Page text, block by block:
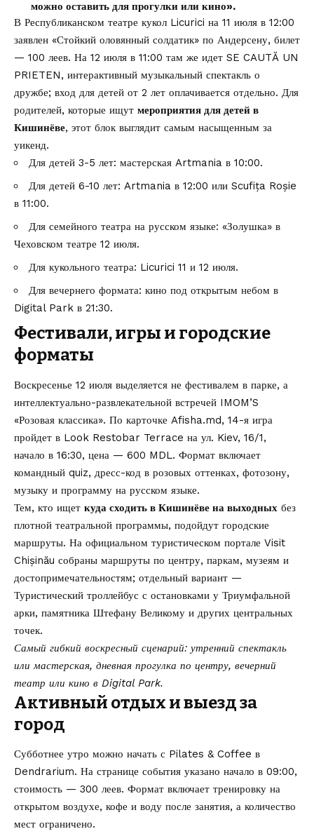
можно оставить для прогулки или кино».
В Республиканском театре кукол Licurici на 11 июля в 12:00
заявлен «Стойкий оловянный солдатик» по Андерсену, билет
— 100 леев. На 12 июля в 11:00 там же идет SE CAUTĂ UN
PRIETEN, интерактивный музыкальный спектакль о
дружбе; вход для детей от 2 лет оплачивается отдельно. Для
родителей, которые ищут мероприятия для детей в
Кишинёве, этот блок выглядит самым насыщенным за
уикенд.
Для детей 3-5 лет: мастерская Artmania в 10:00.
Для детей 6-10 лет: Artmania в 12:00 или Scufița Roșie
в 11:00.
Для семейного театра на русском языке: «Золушка» в
Чеховском театре 12 июля.
Для кукольного театра: Licurici 11 и 12 июля.
Для вечернего формата: кино под открытым небом в
Digital Park в 21:30.
Фестивали, игры и городские
форматы
Воскресенье 12 июля выделяется не фестивалем в парке, а
интеллектуально-развлекательной встречей IMOM’S
«Розовая классика». По карточке Afisha.md, 14-я игра
пройдет в Look Restobar Terrace на ул. Kiev, 16/1,
начало в 16:30, цена — 600 MDL. Формат включает
командный quiz, дресс-код в розовых оттенках, фотозону,
музыку и программу на русском языке.
Тем, кто ищет куда сходить в Кишинёве на выходных без
плотной театральной программы, подойдут городские
маршруты. На официальном туристическом портале Visit
Chișinău собраны маршруты по центру, паркам, музеям и
достопримечательностям; отдельный вариант —
Туристический троллейбус с остановками у Триумфальной
арки, памятника Штефану Великому и других центральных
точек.
Самый гибкий воскресный сценарий: утренний спектакль
или мастерская, дневная прогулка по центру, вечерний
театр или кино в Digital Park.
Активный отдых и выезд за
город
Субботнее утро можно начать с Pilates & Coffee в
Dendrarium. На странице события указано начало в 09:00,
стоимость — 300 леев. Формат включает тренировку на
открытом воздухе, кофе и воду после занятия, а количество
мест ограничено.